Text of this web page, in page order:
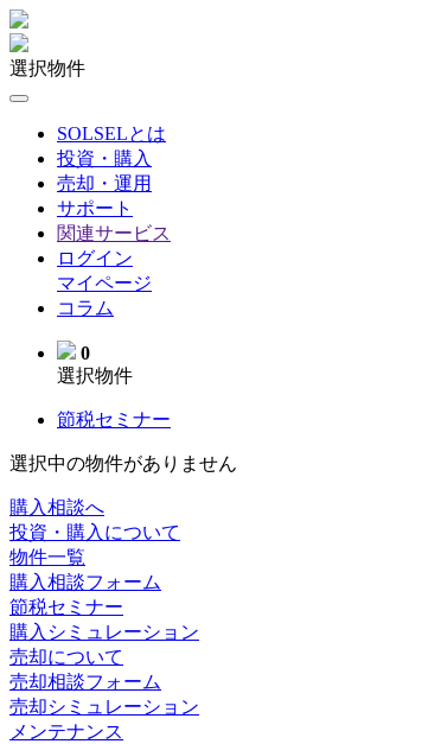
選択物件
SOLSELとは
投資・購入
売却・運用
サポート
関連サービス
ログイン
マイページ
コラム
0
選択物件
節税セミナー
選択中の物件がありません
購入相談へ
投資・購入について
物件一覧
購入相談フォーム
節税セミナー
購入シミュレーション
売却について
売却相談フォーム
売却シミュレーション
メンテナンス